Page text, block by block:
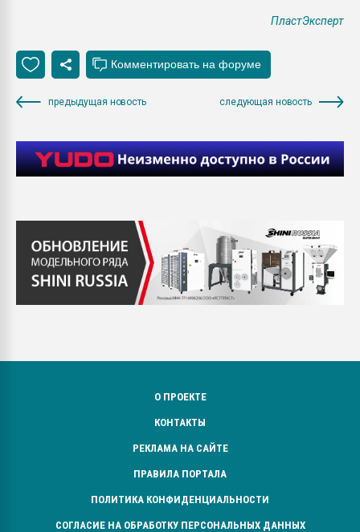
ПластЭксперт
предыдущая новость следующая новость
О ПРОЕКТЕ
КОНТАКТЫ
РЕКЛАМА НА САЙТЕ
ПРАВИЛА ПОРТАЛА
ПОЛИТИКА КОНФИДЕНЦИАЛЬНОСТИ
СОГЛАСИЕ НА ОБРАБОТКУ ПЕРСОНАЛЬНЫХ ДАННЫХ